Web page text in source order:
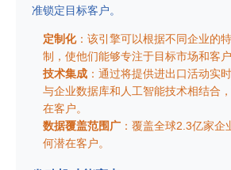
准锁定目标客户。
定制化：该引擎可以根据不同企业的
制，使他们能够专注于目标市场和客户
技术集成 ：通过将提供进出口活动实
与企业数据库和人工智能技术相结合
在客户。
数据覆盖范围广 ：覆盖全球2.3亿家
何潜在客户。